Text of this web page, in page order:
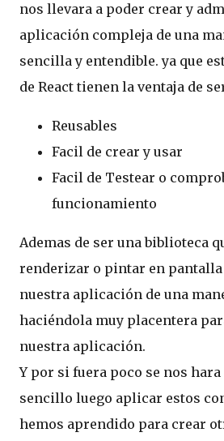
nos llevara a poder crear y
aplicación compleja de una
sencilla y entendible. ya que
de React tienen la ventaja de
Reusables
Facil de crear y usar
Facil de Testear o
funcionamiento
Ademas de ser una biblioteca
renderizar o pintar en
nuestra aplicación de una
haciéndola muy placentera
nuestra aplicación.
Y por si fuera poco se nos
sencillo luego aplicar estos
hemos aprendido para crear